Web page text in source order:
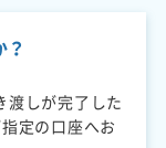
渡しが完了した
定の口座へお